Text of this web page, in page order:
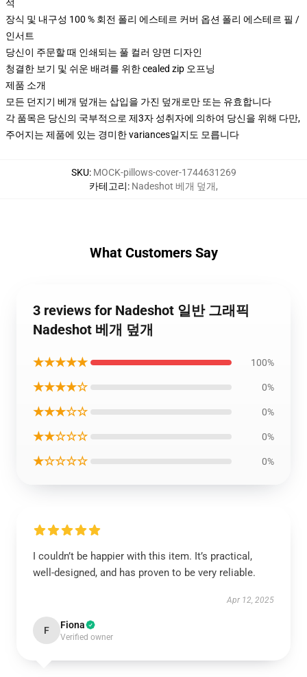
석
장식 및 내구성 100 % 회전 폴리 에스테르 커버 옵션 폴리 에스테르 필 /
인서트
당신이 주문할 때 인쇄되는 풀 컬러 양면 디자인
청결한 보기 및 쉬운 배려를 위한 cealed zip 오프닝
제품 소개
모든 던지기 베개 덮개는 삽입을 가진 덮개로만 또는 유효합니다
각 품목은 당신의 국부적으로 제3자 성취자에 의하여 당신을 위해 다만,
주어지는 제품에 있는 경미한 variances일지도 모릅니다
SKU: MOCK-pillows-cover-1744631269
카테고리: Nadeshot 베개 덮개,
What Customers Say
3 reviews for Nadeshot 일반 그래픽
Nadeshot 베개 덮개
★★★★★ 100%
★★★★☆ 0%
★★★☆☆ 0%
★★☆☆☆ 0%
★☆☆☆☆ 0%
I couldn’t be happier with this item. It’s practical,
well-designed, and has proven to be very reliable.
Apr 12, 2025
F Fiona
Verified owner